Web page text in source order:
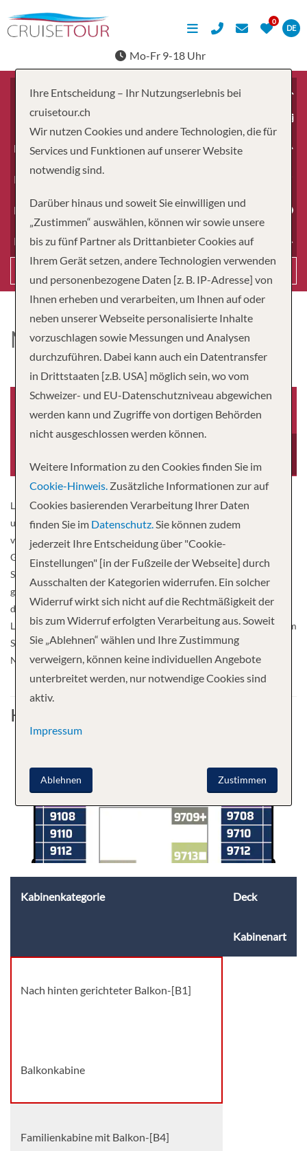
DE
Mo-Fr 9-18 Uhr
Erwachsene
Kinder
Dauer
Reiseart
NORWEGIAN AQUA
Baujahr
Besatzung
Lernen Sie die Norwegian Aqua kennen, die neueste Entwicklung
unserer innovativen Prima-Klasse. Genießen Sie Ihren Urlaub in
vollen Zügen mit mehr Platz im Freien und unverbauter Aussicht.
Genießen Sie einzigartige Erlebnisse wie den brandneuen Aqua
Slidecoaster. Und fühlen Sie sich in einer größeren Auswahl an
geräumigen Suiten wie zu Hause. Mit ihrer Taufe im Jahr 2025 ist
die Norwegian Aqua das neueste Schiff, das die Karibik befährt.
Lassen Sie jedes neue Erlebnis in das nächste übergehen – auf einem
Schiff, das so inspirierend ist wie der Ozean selbst. Das ist die
Norwegian Aqua™. Make New Waves – jetzt auf See!
Kabine
Kabinenkategorie Deck
Kabinenart
Nach hinten gerichteter Balkon-[B1]
Balkonkabine
Familienkabine mit Balkon-[B4]
Ihre Entscheidung – Ihr Nutzungserlebnis bei
cruisetour.ch
Wir nutzen Cookies und andere Technologien, die für
Services und Funktionen auf unserer Website
notwendig sind.
Darüber hinaus und soweit Sie einwilligen und
„Zustimmen“ auswählen, können wir sowie unsere
bis zu fünf Partner als Drittanbieter Cookies auf
Ihrem Gerät setzen, andere Technologien verwenden
und personenbezogene Daten [z. B. IP-Adresse] von
Ihnen erheben und verarbeiten, um Ihnen auf oder
neben unserer Webseite personalisierte Inhalte
vorzuschlagen sowie Messungen und Analysen
durchzuführen. Dabei kann auch ein Datentransfer
in Drittstaaten [z.B. USA] möglich sein, wo vom
Schweizer- und EU-Datenschutzniveau abgewichen
werden kann und Zugriffe von dortigen Behörden
nicht ausgeschlossen werden können.
Weitere Information zu den Cookies finden Sie im
Cookie-Hinweis. Zusätzliche Informationen zur auf
Cookies basierenden Verarbeitung Ihrer Daten
finden Sie im Datenschutz.Sie können zudem
jederzeit Ihre Entscheidung über "Cookie-
Einstellungen" [in der Fußzeile der Webseite] durch
Ausschalten der Kategorien widerrufen. Ein solcher
Widerruf wirkt sich nicht auf die Rechtmäßigkeit der
bis zum Widerruf erfolgten Verarbeitung aus. Soweit
Sie „Ablehnen“ wählen und Ihre Zustimmung
verweigern, können keine individuellen Angebote
unterbreitet werden, nur notwendige Cookies sind
aktiv.
Impressum
Zustimmen
Ablehnen